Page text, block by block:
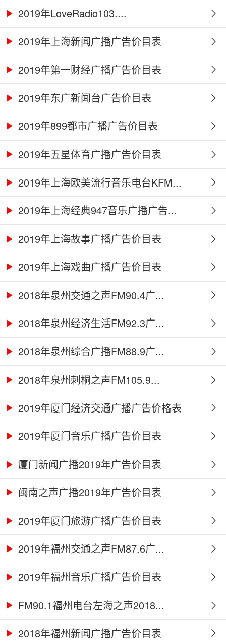
2019年LoveRadio103....
2019年上海新闻广播广告价目表
2019年第一财经广播广告价目表
2019年东广新闻台广告价目表
2019年899都市广播广告价目表
2019年五星体育广播广告价目表
2019年上海欧美流行音乐电台KFM...
2019年上海经典947音乐广播广告...
2019年上海故事广播广告价目表
2019年上海戏曲广播广告价目表
2018年泉州交通之声FM90.4广...
2018年泉州经济生活FM92.3广...
2018年泉州综合广播FM88.9广...
2018年泉州刺桐之声FM105.9...
2019年厦门经济交通广播广告价格表
2019年厦门音乐广播广告价目表
厦门新闻广播2019年广告价目表
闽南之声广播2019年广告价目表
2019年厦门旅游广播广告价目表
2019年福州交通之声FM87.6广...
2019年福州音乐广播广告价目表
FM90.1福州电台左海之声2018...
2018年福州新闻广播广告价目表